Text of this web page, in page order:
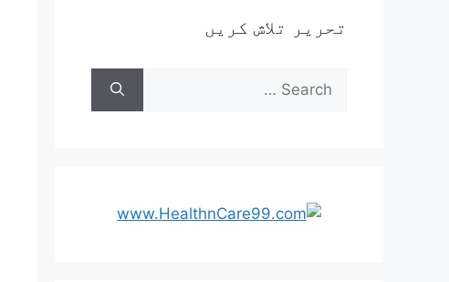
تحریر تلاش کریں